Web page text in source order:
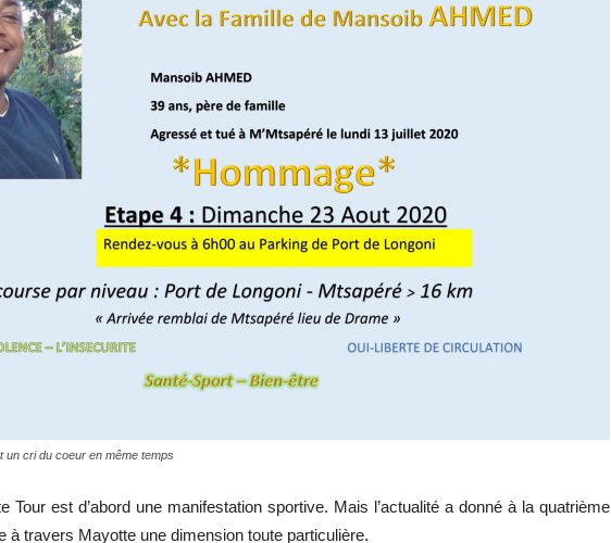
un cri du coeur en même temps
Tour est d’abord une manifestation sportive. Mais l’actualité a donné à la quatrième
à travers Mayotte une dimension toute particulière.